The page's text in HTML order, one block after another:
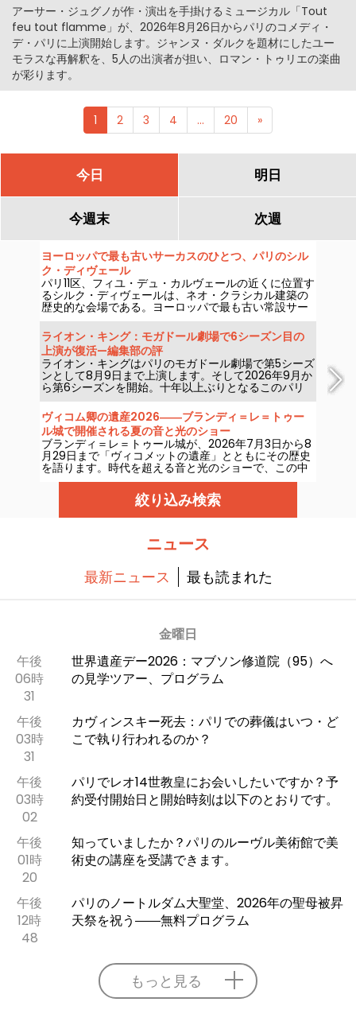
アーサー・ジュグノが作・演出を手掛けるミュージカル「Tout
feu tout flamme」が、2026年8月26日からパリのコメディ・
デ・パリに上演開始します。ジャンヌ・ダルクを題材にしたユー
モラスな再解釈を、5人の出演者が担い、ロマン・トゥリエの楽曲
が彩ります。
1 2 3 4 ... 20 »
今日 明日
今週末 次週
ヨーロッパで最も古いサーカスのひとつ、パリのシル
ク・ディヴェール
パリ11区、フィユ・デュ・カルヴェールの近くに位置す
るシルク・ディヴェールは、ネオ・クラシカル建築の
歴史的な会場である。ヨーロッパで最も古い常設サー
カスのひとつで、家族連れを楽しませるサーカス芸術
を披露し続けている。
ライオン・キング：モガドール劇場で6シーズン目の
上演が復活—編集部の評
ライオン・キングはパリのモガドール劇場で第5シーズ
ンとして8月9日まで上演します。そして2026年9月か
ら第6シーズンを開始。十年以上ぶりとなるこのパリ
の劇場での公演再開です。現地で観てきました。詳報
します！
ヴィコム卿の遺産2026――ブランディ＝レ＝トゥー
ル城で開催される夏の音と光のショー
ブランディ＝レ＝トゥール城が、2026年7月3日から8
月29日まで「ヴィコメットの遺産」とともにその歴史
を語ります。時代を超える音と光のショーで、この中
世の城を新たに発見してください。私たちはその魅力
を取材してきました。ここでは、その一部をご紹介し
絞り込み検索
ニュース
最新ニュース 最も読まれた
金曜日
午後
06時
31
世界遺産デー2026：マブソン修道院（95）へ
の見学ツアー、プログラム
午後
03時
31
カヴィンスキー死去：パリでの葬儀はいつ・ど
こで執り行われるのか？
午後
03時
02
パリでレオ14世教皇にお会いしたいですか？予
約受付開始日と開始時刻は以下のとおりです。
午後
01時
20
知っていましたか？パリのルーヴル美術館で美
術史の講座を受講できます。
午後
12時
48
パリのノートルダム大聖堂、2026年の聖母被昇
天祭を祝う――無料プログラム
もっと見る